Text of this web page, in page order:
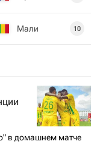
Мали 10
в домашнем матче